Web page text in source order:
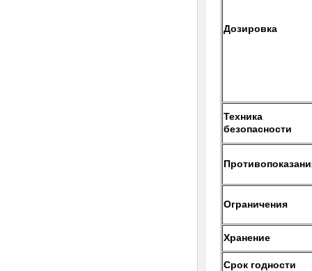
Дозировка
Техника
безопасности
Ограничения
Хранение
Срок годности